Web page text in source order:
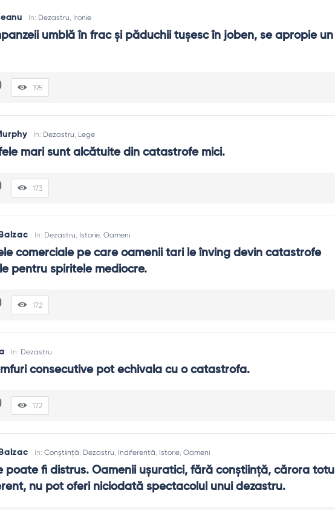
In: Dezastru, Ironie
umblă în frac şi păduchii tuşesc în joben, se apropie un
195
In: Dezastru, Lege
mari sunt alcătuite din catastrofe mici.
173
In: Dezastru, Istorie, Oameni
comerciale pe care oamenii tari le înving devin catastrofe
pentru spiritele mediocre.
172
In: Dezastru
consecutive pot echivala cu o catastrofa.
172
In: Conștiință, Dezastru, Indiferență, Istorie, Oameni
poate fi distrus. Oamenii uşuratici, fără conştiinţă, cărora totul
nu pot oferi niciodată spectacolul unui dezastru.